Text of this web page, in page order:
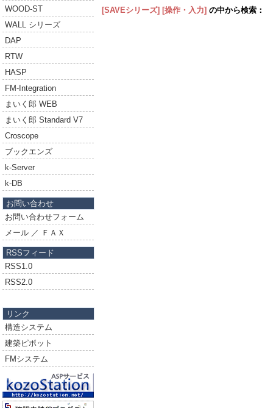
WOOD-ST
WALL シリーズ
DAP
RTW
HASP
FM-Integration
まいく郎 WEB
まいく郎 Standard V7
Croscope
ブックエンズ
k-Server
k-DB
お問い合わせ
お問い合わせフォーム
メール ／ ＦＡＸ
RSSフィード
RSS1.0
RSS2.0
リンク
構造システム
建築ピボット
FMシステム
[SAVEシリーズ] [操作・入力] の中から検索：